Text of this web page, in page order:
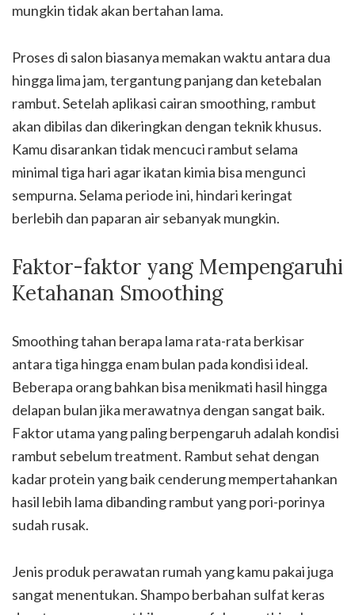
mungkin tidak akan bertahan lama.
Proses di salon biasanya memakan waktu antara dua
hingga lima jam, tergantung panjang dan ketebalan
rambut. Setelah aplikasi cairan smoothing, rambut
akan dibilas dan dikeringkan dengan teknik khusus.
Kamu disarankan tidak mencuci rambut selama
minimal tiga hari agar ikatan kimia bisa mengunci
sempurna. Selama periode ini, hindari keringat
berlebih dan paparan air sebanyak mungkin.
Faktor-faktor yang Mempengaruhi
Ketahanan Smoothing
Smoothing tahan berapa lama rata-rata berkisar
antara tiga hingga enam bulan pada kondisi ideal.
Beberapa orang bahkan bisa menikmati hasil hingga
delapan bulan jika merawatnya dengan sangat baik.
Faktor utama yang paling berpengaruh adalah kondisi
rambut sebelum treatment. Rambut sehat dengan
kadar protein yang baik cenderung mempertahankan
hasil lebih lama dibanding rambut yang pori-porinya
sudah rusak.
Jenis produk perawatan rumah yang kamu pakai juga
sangat menentukan. Shampo berbahan sulfat keras